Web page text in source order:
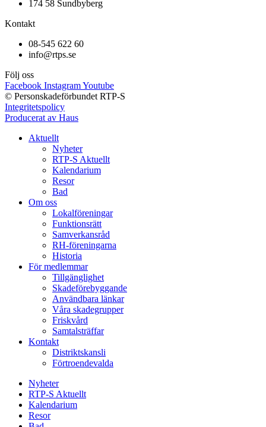
174 58 Sundbyberg
Kontakt
08-545 622 60
info@rtps.se
Följ oss
Facebook InstagramYoutube
© Personskadeförbundet RTP-S
Integritetspolicy
Producerat av Haus
Aktuellt
Nyheter
RTP-S Aktuellt
Kalendarium
Resor
Bad
Om oss
Lokalföreningar
Funktionsrätt
Samverkansråd
RH-föreningarna
Historia
För medlemmar
Tillgänglighet
Skadeförebyggande
Användbara länkar
Våra skadegrupper
Friskvård
Samtalsträffar
Kontakt
Distriktskansli
Förtroendevalda
Nyheter
RTP-S Aktuellt
Kalendarium
Resor